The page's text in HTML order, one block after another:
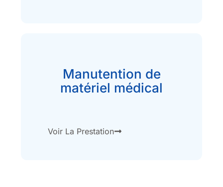
Manutention de
matériel médical
Voir La Prestation